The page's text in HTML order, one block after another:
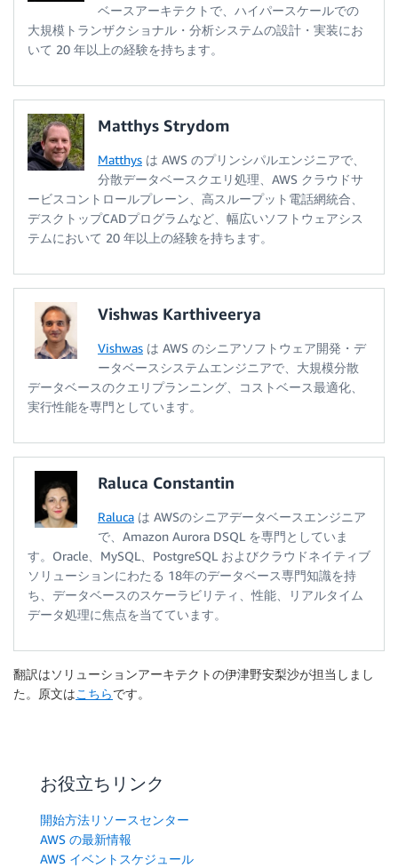
ベースアーキテクトで、ハイパースケールでの
大規模トランザクショナル・分析システムの設計・実装にお
いて 20 年以上の経験を持ちます。
Matthys Strydom
Matthys は AWS のプリンシパルエンジニアで、
分散データベースクエリ処理、AWS クラウドサ
ービスコントロールプレーン、高スループット電話網統合、
デスクトップCADプログラムなど、幅広いソフトウェアシス
テムにおいて 20 年以上の経験を持ちます。
Vishwas Karthiveerya
Vishwas は AWS のシニアソフトウェア開発・デ
ータベースシステムエンジニアで、大規模分散
データベースのクエリプランニング、コストベース最適化、
実行性能を専門としています。
Raluca Constantin
Raluca は AWSのシニアデータベースエンジニア
で、Amazon Aurora DSQL を専門としていま
す。Oracle、MySQL、PostgreSQL およびクラウドネイティブ
ソリューションにわたる 18年のデータベース専門知識を持
ち、データベースのスケーラビリティ、性能、リアルタイム
データ処理に焦点を当てています。
翻訳はソリューションアーキテクトの伊津野安梨沙が担当しまし
た。原文はこちらです。
お役立ちリンク
開始方法リソースセンター
AWS の最新情報
AWS イベントスケジュール